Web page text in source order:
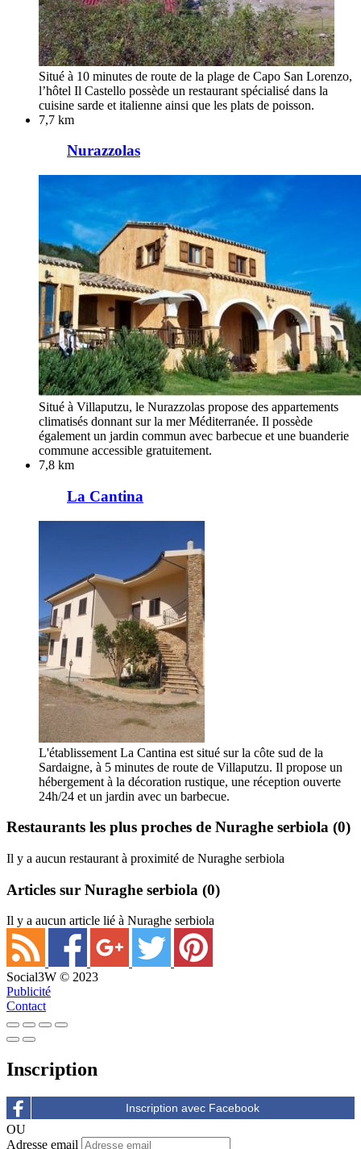
Situé à 10 minutes de route de la plage de Capo San Lorenzo,
l’hôtel Il Castello possède un restaurant spécialisé dans la
cuisine sarde et italienne ainsi que les plats de poisson.
7,7 km
Nurazzolas
Situé à Villaputzu, le Nurazzolas propose des appartements
climatisés donnant sur la mer Méditerranée. Il possède
également un jardin commun avec barbecue et une buanderie
commune accessible gratuitement.
7,8 km
La Cantina
L'établissement La Cantina est situé sur la côte sud de la
Sardaigne, à 5 minutes de route de Villaputzu. Il propose un
hébergement à la décoration rustique, une réception ouverte
24h/24 et un jardin avec un barbecue.
Restaurants les plus proches de Nuraghe serbiola (0)
Il y a aucun restaurant à proximité de Nuraghe serbiola
Articles sur Nuraghe serbiola (0)
Il y a aucun article lié à Nuraghe serbiola
Social3W © 2023
Publicité
Contact
Inscription
OU
Adresse email